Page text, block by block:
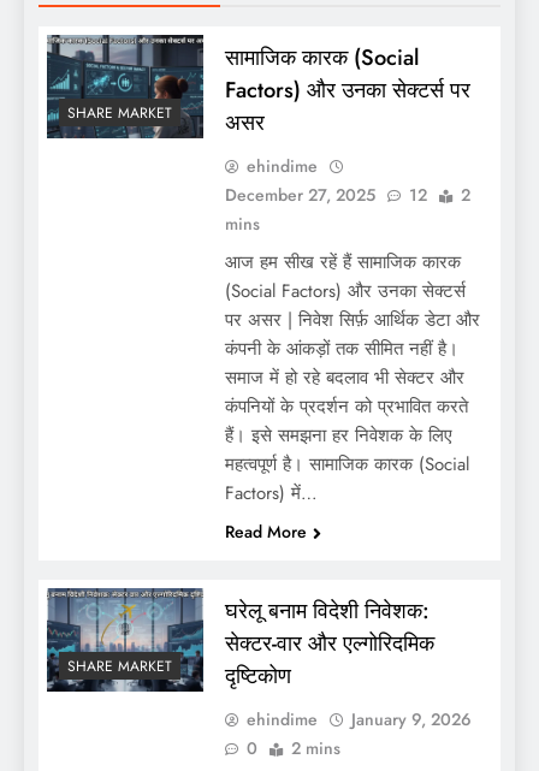
SHARE MARKET
सामाजिक कारक (Social
Factors) और उनका सेक्टर्स पर
असर
ehindime
December 27, 2025
12
2
mins
आज हम सीख रहें हैं सामाजिक कारक
(Social Factors) और उनका सेक्टर्स
पर असर | निवेश सिर्फ़ आर्थिक डेटा और
कंपनी के आंकड़ों तक सीमित नहीं है।
समाज में हो रहे बदलाव भी सेक्टर और
कंपनियों के प्रदर्शन को प्रभावित करते
हैं। इसे समझना हर निवेशक के लिए
महत्वपूर्ण है। सामाजिक कारक (Social
Factors) में…
Read More
SHARE MARKET
घरेलू बनाम विदेशी निवेशक:
सेक्टर-वार और एल्गोरिदमिक
दृष्टिकोण
ehindime
January 9, 2026
0
2 mins